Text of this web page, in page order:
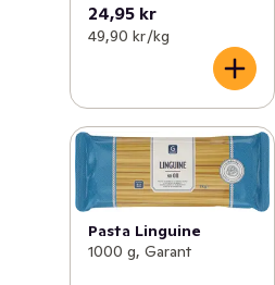
24,95 kr
49,90 kr /kg
Pasta Linguine
1000 g, Garant